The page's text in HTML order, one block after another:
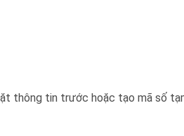
thông tin trước hoặc tạo mã số